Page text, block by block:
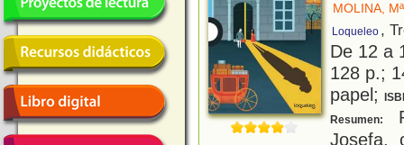
MOLINA,
Loqueleo ,
De 12 a
128 p.;
papel;
Resumen:
Josefa,